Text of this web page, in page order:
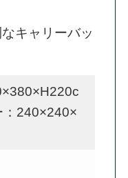
キャリーバッ
：240×240×